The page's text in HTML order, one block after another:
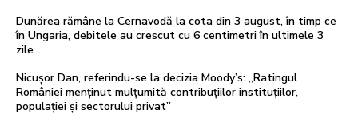
Dunărea rămâne la Cernavodă la cota din 3 august, în timp ce
în Ungaria, debitele au crescut cu 6 centimetri în ultimele 3
zile...
Nicușor Dan, referindu-se la decizia Moody’s: „Ratingul
României menținut mulțumită contribuțiilor instituțiilor,
populației și sectorului privat”